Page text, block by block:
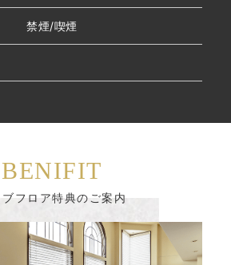
禁煙/喫煙
BENIFIT
ブフロア特典のご案内